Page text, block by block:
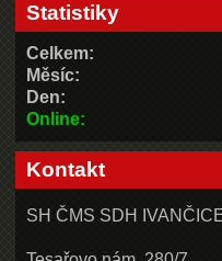
Statistiky
Online:
Celkem:
Měsíc:
Den:
Kontakt
SH ČMS SDH